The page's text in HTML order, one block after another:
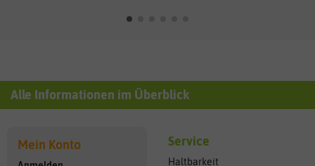
Alle Informationen im Überblick
Mein Konto Service
Haltbarkeit